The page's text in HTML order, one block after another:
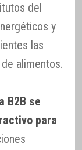
del
y
las
alimentos.
B2B se
para